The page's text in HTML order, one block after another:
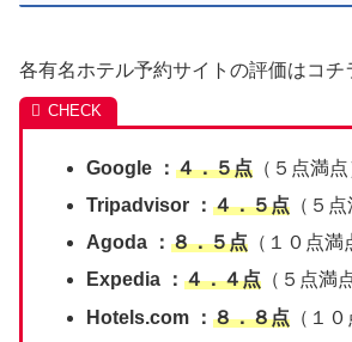
各有名ホテル予約サイトの評価はコチ
Google ：４．５点 （５点満点
Tripadvisor ：４．５点 （５点
Agoda ：８．５点 （１０点満
Expedia ：４．４点 （５点満
Hotels.com ：８．８点 （１